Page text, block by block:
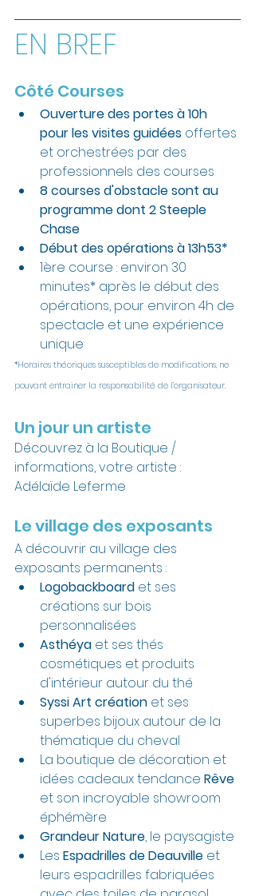
EN BREF
Côté Courses
Ouverture des portes à 10h
pour les visites guidées offertes
et orchestrées par des
professionnels des courses
8 courses d'obstacle sont au
programme dont 2 Steeple
Chase
Début des opérations à 13h53*
1ère course : environ 30
minutes* après le début des
opérations, pour environ 4h de
spectacle et une expérience
unique
*Horaires théoriques susceptibles de modifications, ne
pouvant entrainer la responsabilité de l’organisateur.
Un jour un artiste
Découvrez à la Boutique /
informations, votre artiste :
Adélaïde Leferme
Le village des exposants
A découvrir au village des
exposants permanents :
Logobackboard et ses
créations sur bois
personnalisées
Asthéya et ses thés
cosmétiques et produits
d'intérieur autour du thé
Syssi Art création et ses
superbes bijoux autour de la
thématique du cheval
La boutique de décoration et
idées cadeaux tendance Rêve
et son incroyable showroom
éphémère
Grandeur Nature, le paysagiste
Les Espadrilles de Deauville et
leurs espadrilles fabriquées